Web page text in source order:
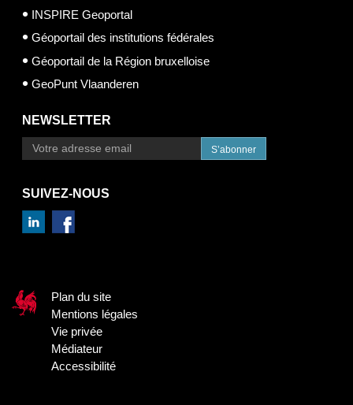
INSPIRE Geoportal
Géoportail des institutions fédérales
Géoportail de la Région bruxelloise
GeoPunt Vlaanderen
NEWSLETTER
S’abonner
SUIVEZ-NOUS
Plan du site
Mentions légales
Vie privée
Médiateur
Accessibilité